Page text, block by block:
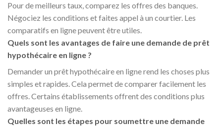
Pour de meilleurs taux, comparez les offres des banques.
Négociez les conditions et faites appel à un courtier. Les
comparatifs en ligne peuvent être utiles.
Quels sont les avantages de faire une demande de prêt
hypothécaire en ligne ?
Demander un prêt hypothécaire en ligne rend les choses plus
simples et rapides. Cela permet de comparer facilement les
offres. Certains établissements offrent des conditions plus
avantageuses en ligne.
Quelles sont les étapes pour soumettre une demande